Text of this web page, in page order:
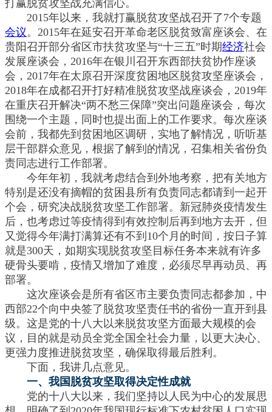
打赢脱贫攻坚战充满信心。
2015年以来，我就打赢脱贫攻坚战召开了7个专题
会议 。2015年在延安召开革命老区脱贫致富座谈会、在
贵阳召开部分省区市扶贫攻坚与“十三五”时期经济社会
发展座谈会，2016年在银川召开东西部扶贫协作座谈
会，2017年在太原召开深度贫困地区脱贫攻坚座谈会，
2018年在成都召开打好精准脱贫攻坚战座谈会，2019年
在重庆召开解决“两不愁三保障”突出问题座谈会，每次
围绕一个主题，同时也提出面上的工作要求。每次座谈
会前，我都先到贫困地区调研，实地了解情况，听听基
层干部群众意见，根据了解到的情况，召集相关省份负
责同志进行工作部署。
今年年初，我就考虑结合到外地考察，把有关地方
特别是还没有摘帽的贫困县所有负责同志都请到一起开
个会，研究决战脱贫攻坚工作部署。新冠肺炎疫情发生
后，也考虑过等疫情得到有效控制后再到地方去开，但
又觉得今年满打满算还有不到10个月的时间，按日子算
就是300天，如期实现脱贫攻坚目标任务本来就有许多
硬骨头要啃，疫情又增加了难度，必须尽早再动员、再
部署。
这次座谈会是所有省区市主要负责同志都参加，中
西部22个向中央签了脱贫攻坚责任书的省份一直开到县
级。这是党的十八大以来脱贫攻坚方面最大规模的会
议，目的就是动员全党全国全社会力量，以更大决心、
更强力度推进脱贫攻坚，确保取得最后胜利。
下面，我讲几点意见。
一、我国脱贫攻坚取得决定性成就
党的十八大以来，我们坚持以人民为中心的发展思